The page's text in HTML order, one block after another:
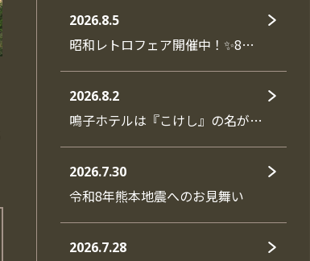
2026.8.5
昭和レトロフェア開催中！✨8…
2026.8.2
鳴子ホテルは『こけし』の名が…
2026.7.30
令和8年熊本地震へのお見舞い
2026.7.28